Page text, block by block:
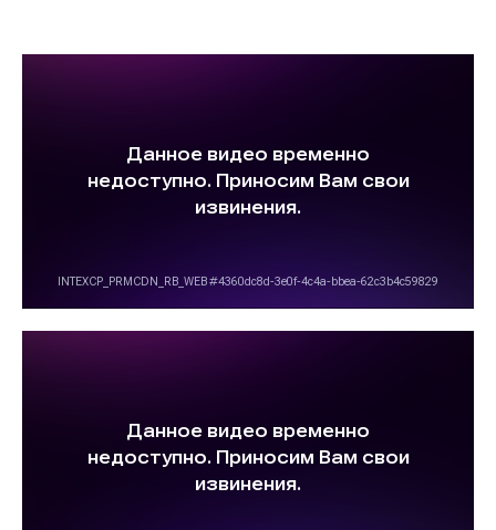
Наши походы подходят для любого